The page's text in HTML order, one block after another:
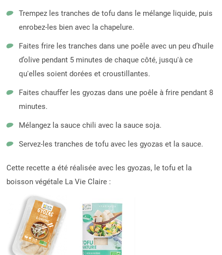
Trempez les tranches de tofu dans le mélange liquide, puis
enrobez-les bien avec la chapelure.
Faites frire les tranches dans une poêle avec un peu d’huile
d’olive pendant 5 minutes de chaque côté, jusqu'à ce
qu'elles soient dorées et croustillantes.
Faites chauffer les gyozas dans une poêle à frire pendant 8
minutes.
Mélangez la sauce chili avec la sauce soja.
Servez-les tranches de tofu avec les gyozas et la sauce.
Cette recette a été réalisée avec les gyozas, le tofu et la
boisson végétale La Vie Claire :